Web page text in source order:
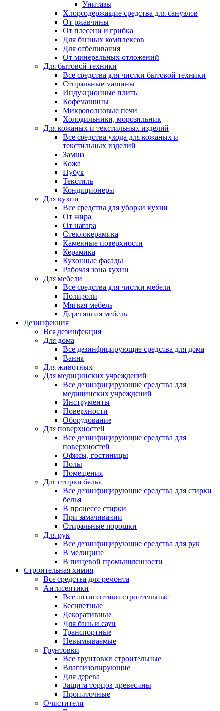
Унитазы
Хлорсодержащие средства для санузлов
От ржавчины
От плесени и грибка
Для банных комплексов
Для отбеливания
От минеральных отложений
Для бытовой техники
Все средства для чистки бытовой техники
Стиральные машины
Индукционные плиты
Кофемашины
Микроволновые печи
Холодильники, морозильник
Для кожаных и текстильных изделий
Все средства ухода для кожаных и
текстильных изделий
Замша
Кожа
Нубук
Текстиль
Кондиционеры
Для кухни
Все средства для уборки кухни
От жира
От нагара
Стеклокерамика
Каменные поверхности
Керамика
Кухонные фасады
Рабочая зона кухни
Для мебели
Все средства для чистки мебели
Полироли
Мягкая мебель
Деревянная мебель
Дезинфекция
Вся дезинфекция
Для дома
Все дезинфицирующие средства для дома
Ванна
Для животных
Для медицинских учреждений
Все дезинфицирующие средства для
медицинских учреждений
Инструменты
Поверхности
Оборудование
Для поверхностей
Все дезинфицирующие средства для
поверхностей
Офисы, гостиницы
Полы
Помещения
Для стирки белья
Все дезинфицирующие средства для стирки
белья
В процессе стирки
При замачивании
Стиральные порошки
Для рук
Все дезинфицирующие средства для рук
В медицине
В пищевой промышленности
Строительная химия
Все средства для ремонта
Антисептики
Все антисептики строительные
Бесцветные
Декоративные
Для бань и саун
Транспортные
Невымываемые
Грунтовки
Все грунтовки строительные
Влагоизолирующие
Для дерева
Защита торцов древесины
Пропиточные
Очистители